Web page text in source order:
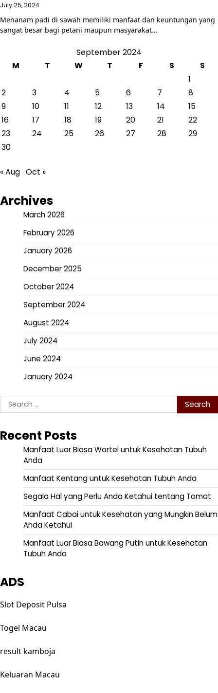
July 25, 2024
Menanam padi di sawah memiliki manfaat dan keuntungan yang
sangat besar bagi petani maupun masyarakat…
September 2024
M
T W T F S
S
1
2
3 4 5 6 7
8
9
10 11 12 13 14
15
16
17 18 19 20 21
22
23
24 25 26 27 28
29
30
« Aug Oct »
Archives
March 2026
February 2026
January 2026
December 2025
October 2024
September 2024
August 2024
July 2024
June 2024
January 2024
Search
for:
Recent Posts
Manfaat Luar Biasa Wortel untuk Kesehatan Tubuh
Anda
Manfaat Kentang untuk Kesehatan Tubuh Anda
Segala Hal yang Perlu Anda Ketahui tentang Tomat
Manfaat Cabai untuk Kesehatan yang Mungkin Belum
Anda Ketahui
Manfaat Luar Biasa Bawang Putih untuk Kesehatan
Tubuh Anda
ADS
Slot Deposit Pulsa
Togel Macau
result kamboja
Keluaran Macau